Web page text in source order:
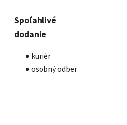
Spoľahlivé
dodanie
kuriér
osobný odber